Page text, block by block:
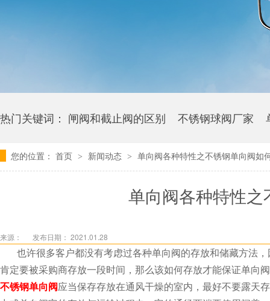
热门关键词： 闸阀和截止阀的区别 不锈钢球阀厂家
卫生级海角社区APP官网版多少钱
您的位置： 首页 > 新闻动态 > 单向阀各种特性之不锈钢单向阀如
单向阀各种特性
来源： 发布日期： 2021.01.28
也许很多客户都没有考虑过各种单向阀的存放和储藏方法
肯定要被采购商存放一段时间，那么该如何存放才能保证单向阀
不锈钢单向阀应当保存存放在通风干燥的室内，最好不要露天存